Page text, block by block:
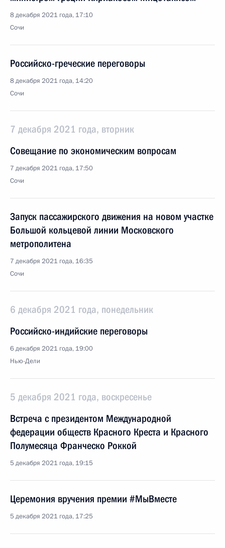
8 декабря 2021 года, 17:10
Сочи
Российско-греческие переговоры
8 декабря 2021 года, 14:20
Сочи
7 декабря 2021 года, вторник
Совещание по экономическим вопросам
7 декабря 2021 года, 17:50
Сочи
Запуск пассажирского движения на новом участке
Большой кольцевой линии Московского
метрополитена
7 декабря 2021 года, 16:35
Сочи
6 декабря 2021 года, понедельник
Российско-индийские переговоры
6 декабря 2021 года, 19:00
Нью-Дели
5 декабря 2021 года, воскресенье
Встреча с президентом Международной
федерации обществ Красного Креста и Красного
Полумесяца Франческо Роккой
5 декабря 2021 года, 19:15
Церемония вручения премии #МыВместе
5 декабря 2021 года, 17:25